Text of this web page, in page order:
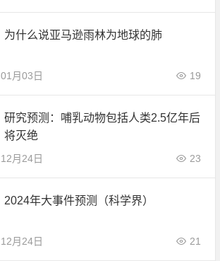
为什么说亚马逊雨林为地球的肺
01月03日 19
研究预测：哺乳动物包括人类2.5亿年后
将灭绝
12月24日 23
2024年大事件预测（科学界）
12月24日 21